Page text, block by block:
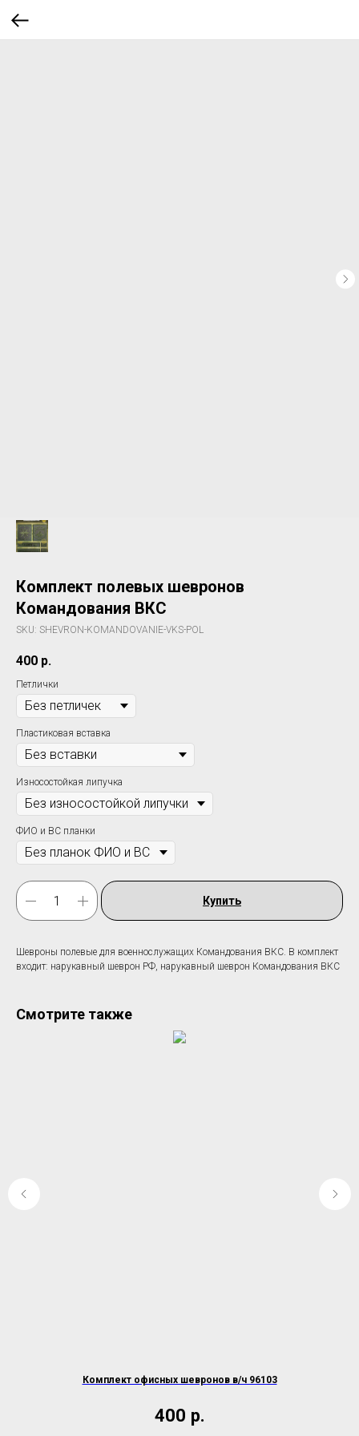
Комплект полевых шевронов
Командования ВКС
SKU: SHEVRON-KOMANDOVANIE-VKS-POL
400 р.
Петлички
Пластиковая вставка
Износостойкая липучка
ФИО и ВС планки
Купить
Шевроны полевые для военнослужащих Командования ВКС. В комплект
входит: нарукавный шеврон РФ, нарукавный шеврон Командования ВКС
Смотрите также
Комплект офисных шевронов в/ч 96103
400 р.